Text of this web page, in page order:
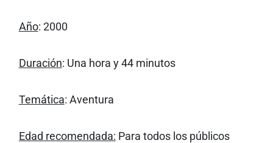
Año: 2000
Duración: Una hora y 44 minutos
Temática: Aventura
Edad recomendada: Para todos los públicos